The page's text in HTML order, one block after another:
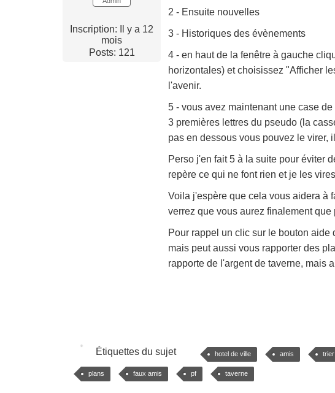
Inscription: Il y a 12
mois
Posts: 121
2 - Ensuite nouvelles
3 - Historiques des évènements
4 - en haut de la fenêtre à gauche
horizontales) et choisissez "Afficher
l'avenir.
5 - vous avez maintenant une case
3 premières lettres du pseudo (la
pas en dessous vous pouvez le virer,
Perso j'en fait 5 à la suite pour éviter
repère ce qui ne font rien et je les
Voila j'espère que cela vous aidera à
verrez que vous aurez finalement que
Pour rappel un clic sur le bouton aide
mais peut aussi vous rapporter des
rapporte de l'argent de taverne, mais
Étiquettes du sujet hotel de ville amis trier
plans faux amis pf taverne